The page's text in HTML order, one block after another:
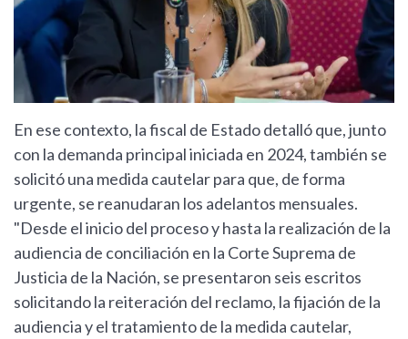
En ese contexto, la fiscal de Estado detalló que, junto
con la demanda principal iniciada en 2024, también se
solicitó una medida cautelar para que, de forma
urgente, se reanudaran los adelantos mensuales.
"Desde el inicio del proceso y hasta la realización de la
audiencia de conciliación en la Corte Suprema de
Justicia de la Nación, se presentaron seis escritos
solicitando la reiteración del reclamo, la fijación de la
audiencia y el tratamiento de la medida cautelar,